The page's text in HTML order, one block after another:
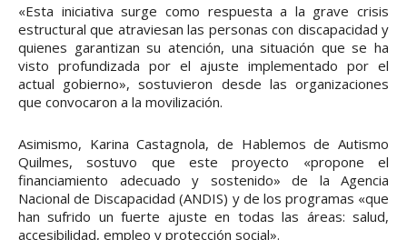
«Esta iniciativa surge como respuesta a la grave crisis
estructural que atraviesan las personas con discapacidad y
quienes garantizan su atención, una situación que se ha
visto profundizada por el ajuste implementado por el
actual gobierno», sostuvieron desde las organizaciones
que convocaron a la movilización.
Asimismo, Karina Castagnola, de Hablemos de Autismo
Quilmes, sostuvo que este proyecto «propone el
financiamiento adecuado y sostenido» de la Agencia
Nacional de Discapacidad (ANDIS) y de los programas «que
han sufrido un fuerte ajuste en todas las áreas: salud,
accesibilidad, empleo y protección social».